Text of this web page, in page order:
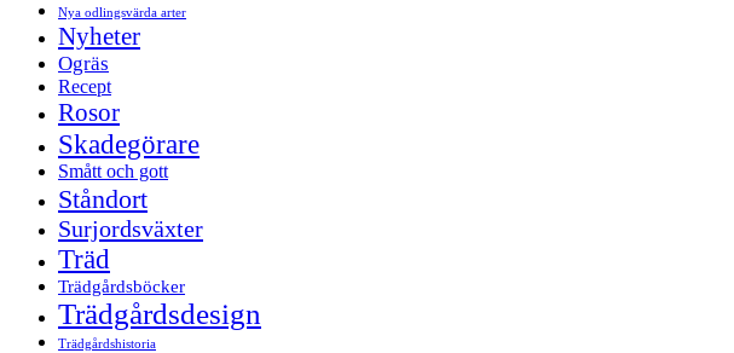
Nya odlingsvärda arter
Nyheter
Ogräs
Recept
Rosor
Skadegörare
Smått och gott
Ståndort
Surjordsväxter
Träd
Trädgårdsböcker
Trädgårdsdesign
Trädgårdshistoria